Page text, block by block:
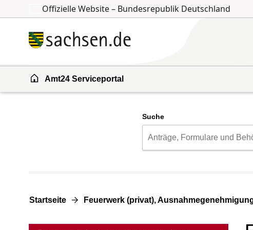
Zum Inhalt springen
Zur Suche springen
Offizielle Website – Bundesrepublik Deutschland
Amt24 Serviceportal
Suche
Startseite Feuerwerk (privat),